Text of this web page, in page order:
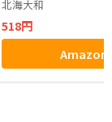
北海大和
518円
Amazon